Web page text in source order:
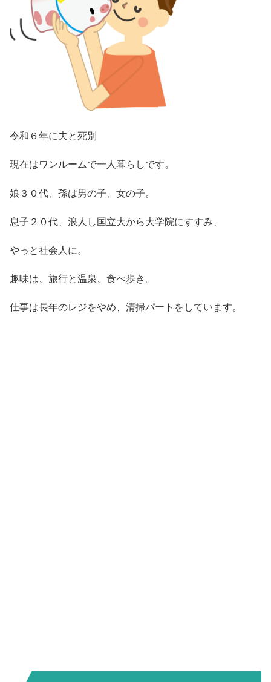
令和６年に夫と死別
現在はワンルームで一人暮らしです。
娘３０代、孫は男の子、女の子。
息子２０代、浪人し国立大から大学院にすすみ、
やっと社会人に。
趣味は、旅行と温泉、食べ歩き。
仕事は長年のレジをやめ、清掃パートをしています。